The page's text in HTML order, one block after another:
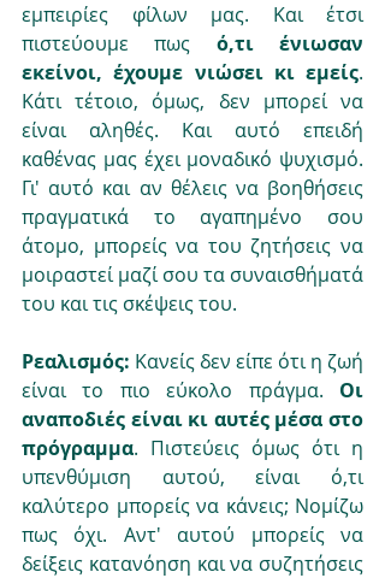
εμπειρίες φίλων μας. Και έτσι
πιστεύουμε πως ό,τι ένιωσαν
εκείνοι, έχουμε νιώσει κι εμείς.
Κάτι τέτοιο, όμως, δεν μπορεί να
είναι αληθές. Και αυτό επειδή
καθένας μας έχει μοναδικό ψυχισμό.
Γι' αυτό και αν θέλεις να βοηθήσεις
πραγματικά το αγαπημένο σου
άτομο, μπορείς να του ζητήσεις να
μοιραστεί μαζί σου τα συναισθήματά
του και τις σκέψεις του.
Ρεαλισμός: Κανείς δεν είπε ότι η ζωή
είναι το πιο εύκολο πράγμα. Οι
αναποδιές είναι κι αυτές μέσα στο
πρόγραμμα. Πιστεύεις όμως ότι η
υπενθύμιση αυτού, είναι ό,τι
καλύτερο μπορείς να κάνεις; Νομίζω
πως όχι. Αντ' αυτού μπορείς να
δείξεις κατανόηση και να συζητήσεις